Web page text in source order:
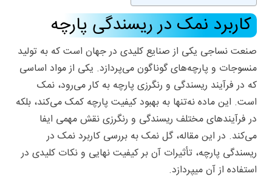
کاربرد نمک در ریسندگی پارچه
صنعت نساجی یکی از صنایع کلیدی در جهان است که به تولید
منسوجات و پارچه‌های گوناگون می‌پردازد. یکی از مواد اساسی
که در فرآیند ریسندگی و رنگرزی پارچه به کار می‌رود، نمک
است. این ماده نه‌تنها به بهبود کیفیت پارچه کمک می‌کند، بلکه
در فرآیندهای مختلف ریسندگی و رنگرزی نقش مهمی ایفا
می‌کند. در این مقاله،گل نمکبه بررسی کاربرد نمک در
ریسندگی پارچه، تأثیرات آن بر کیفیت نهایی و نکات کلیدی در
استفاده از آن میپردازد.